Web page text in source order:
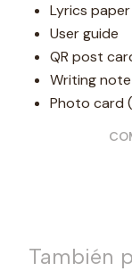
Lyrics paper
User guide
QR post
Writing note
Photo card
También